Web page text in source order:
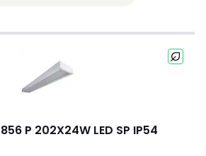
P 202X24W LED SP IP54